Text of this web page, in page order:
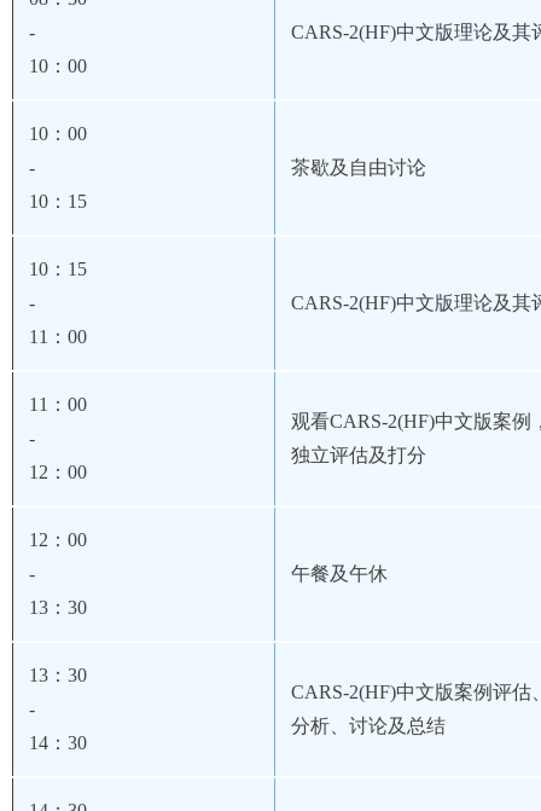
-
10 ：00
CARS-2(HF)中文版理论及其
10 ：00
-
10 ：15
茶歇及自由讨论
10 ：15
-
11 ：00
CARS-2(HF)中文版理论及其
11 ：00
-
12 ：00
观看CARS-2(HF)中文版案例
独立评估及打分
12 ：00
-
13 ：30
午餐及午休
13 ：30
-
14 ：30
CARS-2(HF)中文版案例评估
分析、讨论及总结